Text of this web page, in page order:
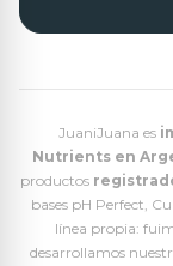
JuaniJuana es
Nutrients en
productos
bases pH Perfect,
línea propia:
desarrollamos